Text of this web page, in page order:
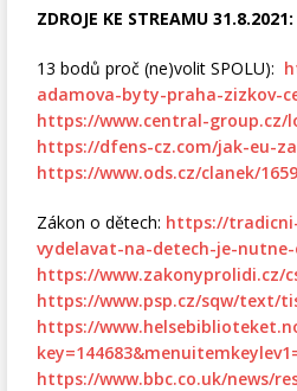
ZDROJE KE STREAMU 31.8.2021:
13 bodů proč (ne)volit SPOLU):
adamova-byty-praha-zizkov-
https://www.central-group.cz/
https://dfens-cz.com/jak-eu-
https://www.ods.cz/clanek/
Zákon o dětech: https://
vydelavat-na-detech-je-
https://www.zakonyprolidi.cz/
https://www.psp.cz/sqw/text/
https://
https://www.bbc.co.uk/news/